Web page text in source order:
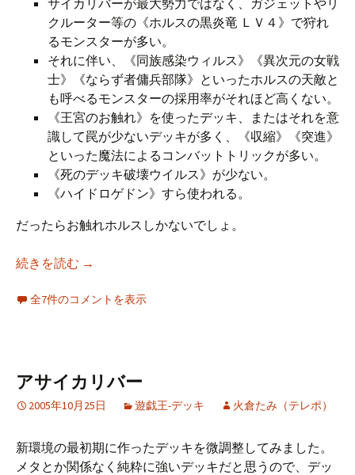
サイカリバーが最大勢力ではなく、ガジェットやリ
クルーター等の《ホルスの黒炎竜 ＬＶ４》で狩れ
るモンスターが多い。
それに伴い、《同族感染ウィルス》《異次元の女戦
士》《ならず者傭兵部隊》といったホルスの天敵と
も呼べるモンスターの採用率がそれほど高くない。
《王宮のお触れ》を使ったデッキ、またはそれを意
識して罠が少ないデッキが多く、《収縮》《突進》
といった魔法によるコンバットトリックが多い。
《死のデッキ破壊ウイルス》が少ない。
《ハイドロゲドン》すら使われる。
だったらお触れホルスしかないでしょ。
続きを読む お触れホルス
→
全7件のコメントを表示
アサイカリバー
2005年10月25日 遊戯王-デッキ 火倉たみ（テレポ）
新環境の最初期に作ったデッキを微調整してみました。
メタとか関係なく純粋に強いデッキだと思うので、デッ